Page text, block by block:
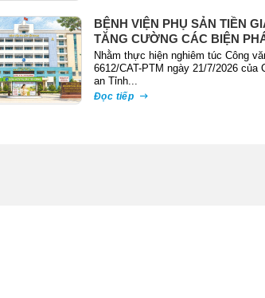
BỆNH VIỆN PHỤ SẢN TIỀN
TĂNG CƯỜNG CÁC BIỆN
PHÒNG NGỪA, ĐẤU TRANH
TỘI PHẠM TRỘM CẮP TÀI
Nhằm thực hiện nghiêm túc Công
6612/CAT-PTM ngày 21/7/2026 của
an Tỉnh...
Đọc tiếp